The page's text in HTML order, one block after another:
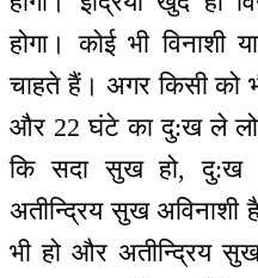
होगा। कोई भी
चाहते हैं। अगर किसी को
और 22 घंटे का दु:ख ले लो
कि सदा सुख हो, दु:ख
अतीन्द्रिय सुख
भी हो और अतीन्द्रिय